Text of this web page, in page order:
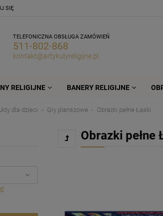
SIĘ
TELEFONICZNA OBSŁUGA ZAMÓWIEŃ
511-802-868
kontakt@artykulyreligijne.pl
RELIGIJNE BANERY RELIGIJNE
dla dzieci Gry planszowe Obrazki pełne Łaski
Obrazki pełne